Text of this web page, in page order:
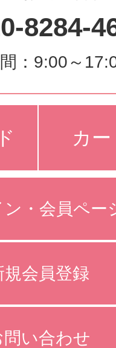
8284-
：9:00～
カ
ン・会員ペー
規会員登録
問い合わせ